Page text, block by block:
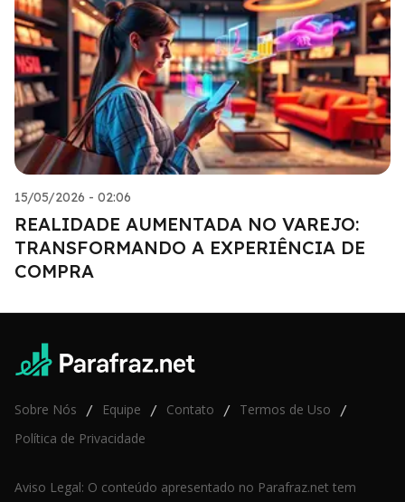
15/05/2026 - 02:06
REALIDADE AUMENTADA NO VAREJO:
TRANSFORMANDO A EXPERIÊNCIA DE
COMPRA
Sobre Nós / Equipe / Contato / Termos de Uso /
Política de Privacidade
Aviso Legal: O conteúdo apresentado no Parafraz.net tem